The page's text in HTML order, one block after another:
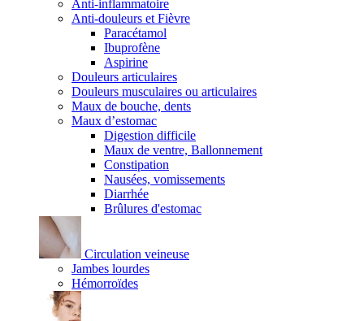
Anti-inflammatoire
Anti-douleurs et Fièvre
Paracétamol
Ibuprofène
Aspirine
Douleurs articulaires
Douleurs musculaires ou articulaires
Maux de bouche, dents
Maux d’estomac
Digestion difficile
Maux de ventre, Ballonnement
Constipation
Nausées, vomissements
Diarrhée
Brûlures d'estomac
Circulation veineuse
Jambes lourdes
Hémorroïdes